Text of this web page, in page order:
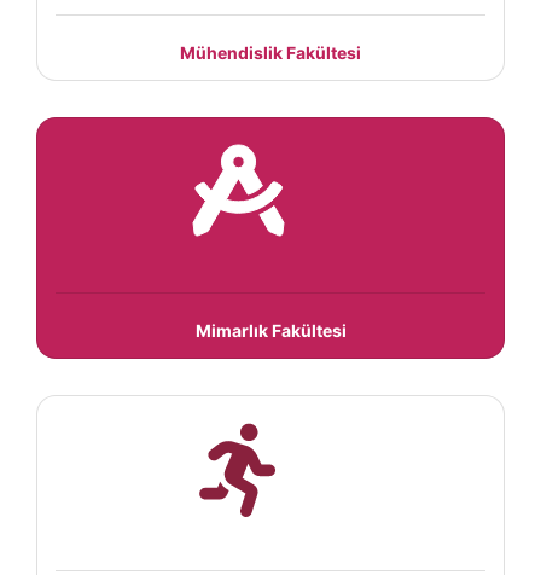
Mühendislik Fakültesi
Mimarlık Fakültesi